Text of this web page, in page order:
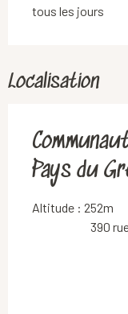
tous les jours
Localisation
Pays du
Altitude : 252m
390